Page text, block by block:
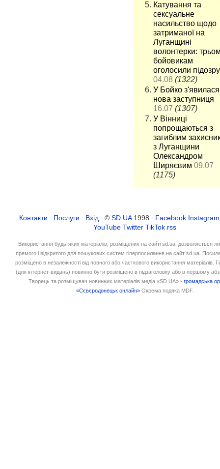
Катування та
сексуальне
насильство щодо
затриманої на
Луганщині
волонтерки:
бойовикам
оголосили підозру
04.08 (1322)
У Бойко з'явилася
нова заступниця
16.07 (1307)
У Вінниці
попрощаються з
загиблим
з Луганщини
Олександром
Ширяєвим 09.07
(1175)
Контакти : Послуги : Вхід : ©SD.UA1998 : Facebook Instagram
YouTube Twitter TikTok rss
Використання будь-яких матеріалів, розміщених на сайті sd.ua, дозволяється
прямого і відкритого для пошукових систем гіперпосилання на сайт sd.ua.
розміщено в незалежності від повного або часткового використання матеріалів.
(для інтернет-видань) повинно бути розміщено в підзаголовку або в першому
Творець та розміщувач новинних матеріалів медіа «SD.UA» -громадська
«Сєвєродонецьк онлайн» Окрема подяка MDF.